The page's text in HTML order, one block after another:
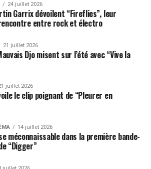
24 juillet 2026
Garrix dévoilent “Fireflies”, leur
entre rock et électro
21 juillet 2026
Djo misent sur l’été avec “Vive la
juillet 2026
le clip poignant de “Pleurer en
14 juillet 2026
méconnaissable dans la première bande-
“Digger”